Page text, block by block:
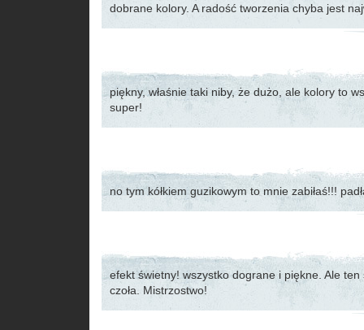
dobrane kolory. A radość tworzenia chyba jest
piękny, właśnie taki niby, że dużo, ale kolory to
super!
no tym kółkiem guzikowym to mnie zabiłaś!!!
efekt świetny! wszystko dograne i piękne. Ale
czoła. Mistrzostwo!